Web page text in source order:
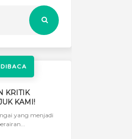
KRITIK
KAMI!
yang menjadi